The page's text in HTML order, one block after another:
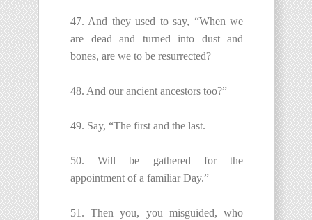
47. And they used to say, “When we
are dead and turned into dust and
bones, are we to be resurrected?
48. And our ancient ancestors too?”
49. Say, “The first and the last.
50. Will be gathered for the
appointment of a familiar Day.”
51. Then you, you misguided, who